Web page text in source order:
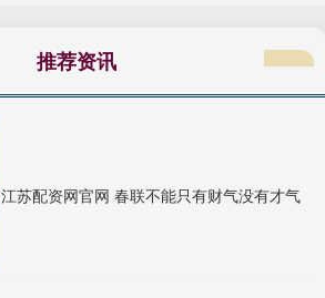
推荐资讯
江苏配资网官网 春联不能只有财气没有才气